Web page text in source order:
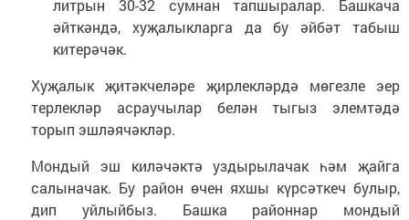
литрын 30-32 сумнан тапшыралар. Башкача
әйткәндә, хуҗалыкларга да бу әйбәт табыш
китерәчәк.
Хуҗалык җитәкчеләре җирлекләрдә мөгезле эер
терлекләр асраучылар белән тыгыз элемтәдә
торып эшләячәкләр.
Мондый эш киләчәктә уздырылачак һәм җайга
салыначак. Бу район өчен яхшы күрсәткеч булыр,
дип уйлыйбыз. Башка районнар мондый